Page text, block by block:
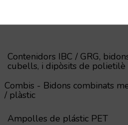
Contenidors IBC / GRG,
cubells, i dipòsits de polietilè
Combis - Bidons combinats
/ plàstic
Ampolles de plástic PET